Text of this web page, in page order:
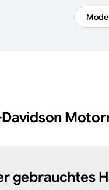
gebrauchtes